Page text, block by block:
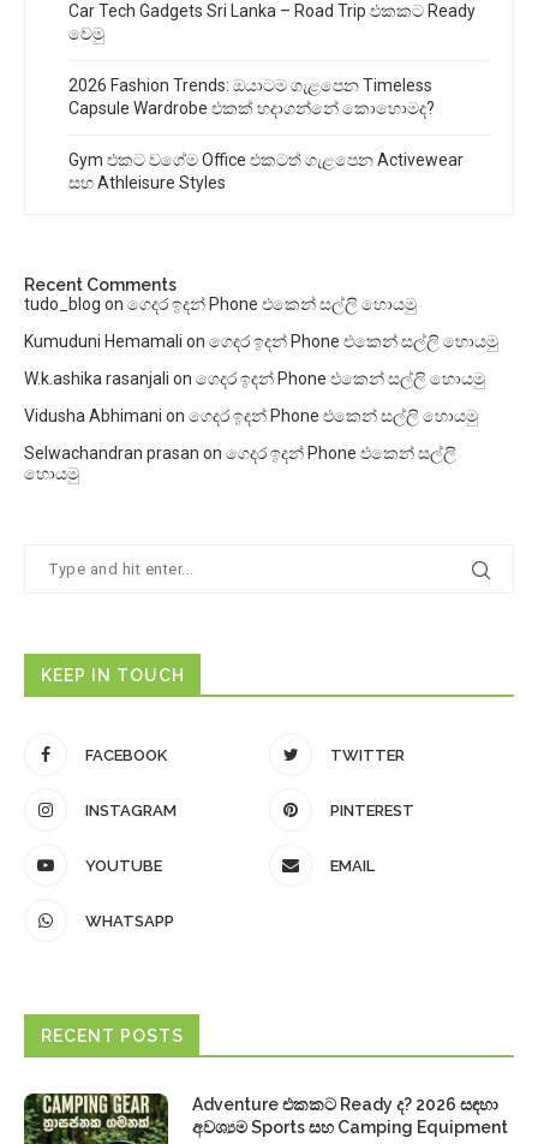
Car Tech Gadgets Sri Lanka – Road Trip එකකට Ready
වෙමු
2026 Fashion Trends: ඔයාටම ගැළපෙන Timeless
Capsule Wardrobe එකක් හදාගන්නේ කොහොමද?
Gym එකට වගේම Office එකටත් ගැළපෙන Activewear
සහ Athleisure Styles
Recent Comments
tudo_blog on ගෙදර ඉදන් Phone එකෙන් සල්ලි හොයමු
Kumuduni Hemamali on ගෙදර ඉදන් Phone එකෙන් සල්ලි හොයමු
W.k.ashika rasanjali on ගෙදර ඉදන් Phone එකෙන් සල්ලි හොයමු
Vidusha Abhimani on ගෙදර ඉදන් Phone එකෙන් සල්ලි හොයමු
Selwachandran prasan on ගෙදර ඉදන් Phone එකෙන් සල්ලි
හොයමු
KEEP IN TOUCH
FACEBOOK TWITTER
INSTAGRAM PINTEREST
YOUTUBE EMAIL
WHATSAPP
RECENT POSTS
Adventure එකකට Ready ද? 2026 සඳහා
අවශ්‍යම Sports සහ Camping Equipment